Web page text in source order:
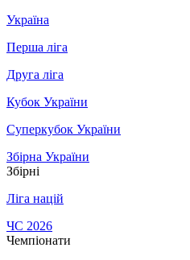
Україна
Перша ліга
Друга ліга
Кубок України
Суперкубок України
Збірна України
Збірні
Ліга націй
ЧС 2026
Чемпіонати